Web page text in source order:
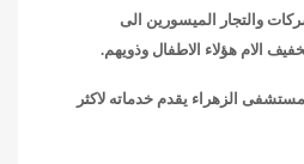
والتجار الميسورين الى
الام هؤلاء الاطفال وذويهم.
الزهراء يقدم خدماته لاكثر